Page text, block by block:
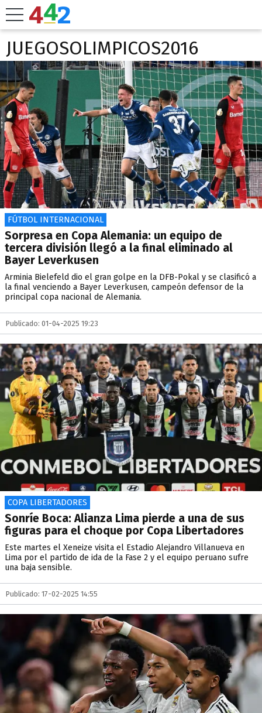
JUEGOSOLIMPICOS2016
FÚTBOL INTERNACIONAL
Sorpresa en Copa Alemania: un equipo de
tercera división llegó a la final eliminado al
Bayer Leverkusen
Arminia Bielefeld dio el gran golpe en la DFB-Pokal y se clasificó a
la final venciendo a Bayer Leverkusen, campeón defensor de la
principal copa nacional de Alemania.
Publicado: 01-04-2025 19:23
COPA LIBERTADORES
Sonríe Boca: Alianza Lima pierde a una de sus
figuras para el choque por Copa Libertadores
Este martes el Xeneize visita el Estadio Alejandro Villanueva en
Lima por el partido de ida de la Fase 2 y el equipo peruano sufre
una baja sensible.
Publicado: 17-02-2025 14:55